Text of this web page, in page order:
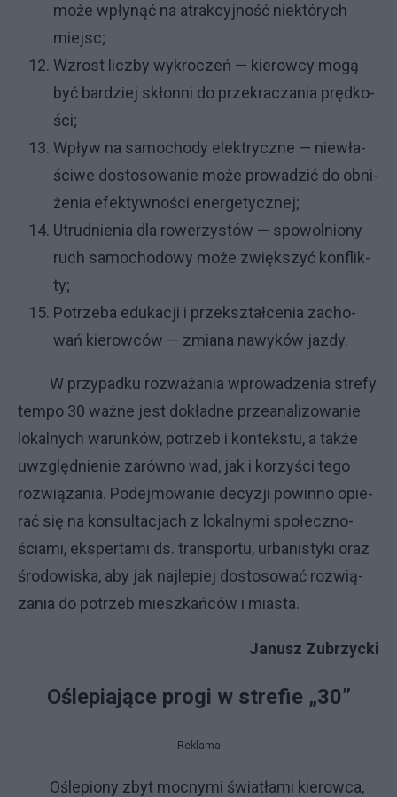
mo­że wpły­nąć na atrak­cyj­no­ść nie­któ­ry­ch
miej­sc;
Wzro­st licz­by wy­kro­czeń — kie­row­cy mo­gą
być bar­dziej skłon­ni do prze­kra­cza­nia pręd­ko­
ści;
Wpływ na sa­mo­cho­dy elek­trycz­ne — nie­wła­
ści­we do­sto­so­wa­nie mo­że pro­wa­dzić do ob­ni­
że­nia efek­tyw­no­ści ener­ge­tycz­nej;
Utrud­nie­nia dla ro­we­rzy­stów — spo­wol­nio­ny
ru­ch sa­mo­cho­do­wy mo­że zwięk­szyć kon­flik­
ty;
Po­trze­ba edu­ka­cji i prze­kształ­ce­nia za­cho­
wań kie­row­ców — zmia­na na­wy­ków jaz­dy.
W przy­pad­ku roz­wa­ża­nia wpro­wa­dze­nia stre­fy
tem­po 30 waż­ne je­st do­kład­ne prze­ana­li­zo­wa­nie
lo­kal­ny­ch wa­run­ków, po­trzeb i kon­tek­stu, a tak­że
uwzględ­nie­nie za­rów­no wad, jak i ko­rzy­ści te­go
roz­wią­za­nia. Po­dej­mo­wa­nie de­cy­zji po­win­no opie­
rać się na kon­sul­ta­cja­ch z lo­kal­ny­mi spo­łecz­no­
ścia­mi, eks­per­ta­mi ds. trans­por­tu, urba­ni­sty­ki oraz
śro­do­wi­ska, aby jak naj­le­piej do­sto­so­wać roz­wią­
za­nia do po­trzeb miesz­kań­ców i mia­sta.
Ja­nu­sz Zu­brzyc­ki
Ośle­pia­ją­ce pro­gi w stre­fie „30”
Reklama
Ośle­pio­ny zbyt moc­ny­mi świa­tła­mi kie­row­ca,